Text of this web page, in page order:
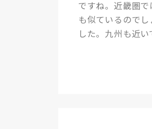
ですね。近畿圏
も似ているので
した。九州も近